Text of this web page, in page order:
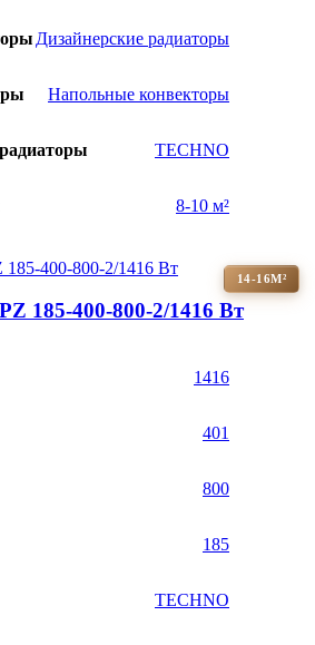
Дизайнерские радиаторы
Напольные конвекторы
TECHNO
8-10 м²
14-16М²
185-400-800-2/1416 Вт
1416
401
800
185
TECHNO